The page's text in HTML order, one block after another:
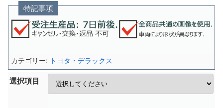
特記事項
選択項目
カテゴリー: トヨタ・デラックス